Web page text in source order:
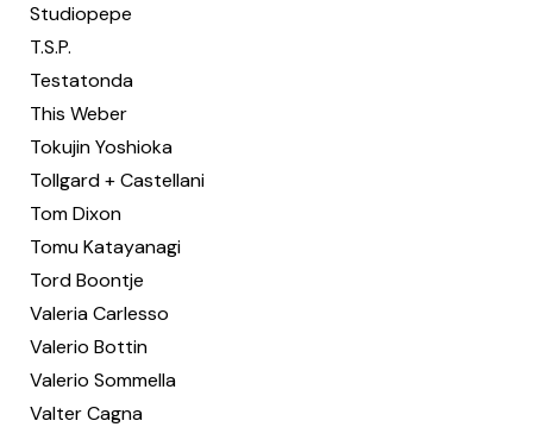
Studiopepe
T.S.P.
Testatonda
This Weber
Tokujin Yoshioka
Tollgard + Castellani
Tom Dixon
Tomu Katayanagi
Tord Boontje
Valeria Carlesso
Valerio Bottin
Valerio Sommella
Valter Cagna